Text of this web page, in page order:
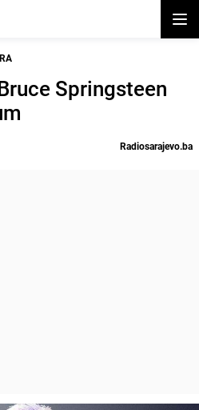
Springsteen
Radiosarajevo.ba